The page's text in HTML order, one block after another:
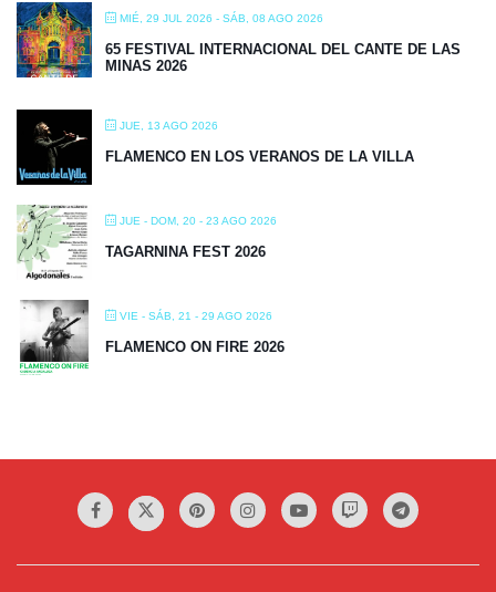
MIÉ, 29 JUL 2026 - SÁB, 08 AGO 2026
65 FESTIVAL INTERNACIONAL DEL CANTE DE LAS
MINAS 2026
JUE, 13 AGO 2026
FLAMENCO EN LOS VERANOS DE LA VILLA
JUE - DOM, 20 - 23 AGO 2026
TAGARNINA FEST 2026
VIE - SÁB, 21 - 29 AGO 2026
FLAMENCO ON FIRE 2026